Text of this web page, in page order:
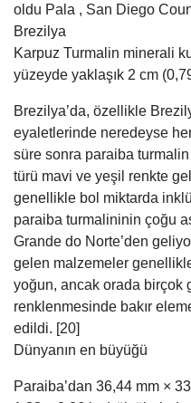
oldu Pala , San Diego
Brezilya
Karpuz Turmalin minerali
yüzeyde yaklaşık 2 cm
Brezilya’da, özellikle
eyaletlerinde neredeyse
süre sonra paraiba
türü mavi ve yeşil renkte
genellikle bol miktarda
paraiba turmalininin çoğu
Grande do Norte’den
gelen malzemeler
yoğun, ancak orada birçok
renklenmesinde bakır
edildi. [20]
Dünyanın en büyüğü
Paraiba’dan 36,44 mm ×